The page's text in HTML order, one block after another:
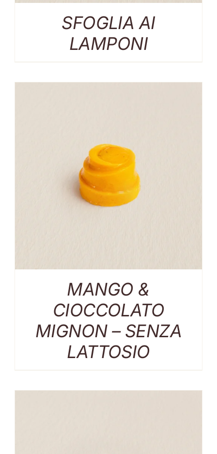
SFOGLIA AI
LAMPONI
MANGO &
CIOCCOLATO
MIGNON – SENZA
LATTOSIO